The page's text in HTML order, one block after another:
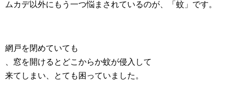
ムカデ以外にもう一つ悩まされているのが、「蚊」です。
網戸を閉めていても
、窓を開けるとどこからか蚊が侵入して
来てしまい、とても困っていました。